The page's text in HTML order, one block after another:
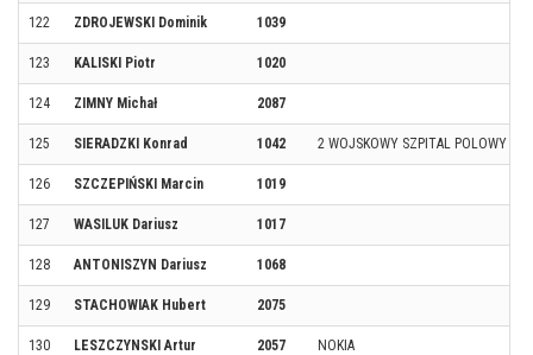
122 ZDROJEWSKI Dominik 1039
123 KALISKI Piotr 1020
124 ZIMNY Michał 2087
125 SIERADZKI Konrad 1042 2 WOJSKOWY SZPITAL POLOWY
126 SZCZEPIŃSKI Marcin 1019
127 WASILUK Dariusz 1017
128 ANTONISZYN Dariusz 1068
129 STACHOWIAK Hubert 2075
130 LESZCZYNSKI Artur 2057 NOKIA